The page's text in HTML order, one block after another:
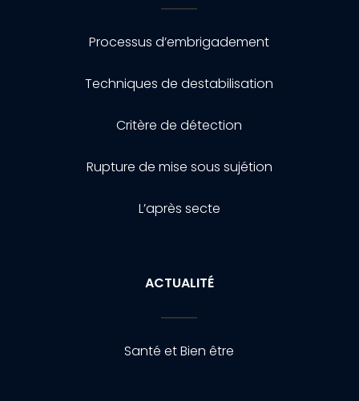
Processus d’embrigadement
Techniques de destabilisation
Critère de détection
Rupture de mise sous sujétion
L’après secte
ACTUALITÉ
Santé et Bien être